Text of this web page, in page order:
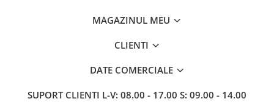
MAGAZINUL MEU
CLIENTI
DATE COMERCIALE
SUPORT CLIENTI L-V: 08.00 - 17.00 S: 09.00 - 14.00